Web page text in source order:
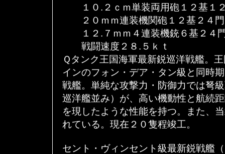
１０.２ｃｍ単装両用砲１２基１
２０ｍｍ連装機関砲１２基２４門
１２.７ｍｍ４連装機銃６基２４
戦闘速度２８.５ｋｔ
Ｑタンク王国海軍最新鋭巡洋戦艦。
インのフォン・デア・タン級と同時
戦艦。単純な攻撃力・防御力では弩
巡洋艦並み）が、高い機動性と航続
を現したような性能を持つ。また、
れている。現在２０隻程竣工。
セント・ヴィンセント級最新鋭戦艦